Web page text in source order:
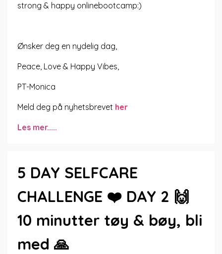
strong & happy onlinebootcamp:)
Ønsker deg en nydelig dag,
Peace, Love & Happy Vibes,
PT-Monica
Meld deg på nyhetsbrevet her
Les mer.....
5 DAY SELFCARE
CHALLENGE ❤️ DAY 2 🙌
10 minutter tøy & bøy, bli
med 🙏